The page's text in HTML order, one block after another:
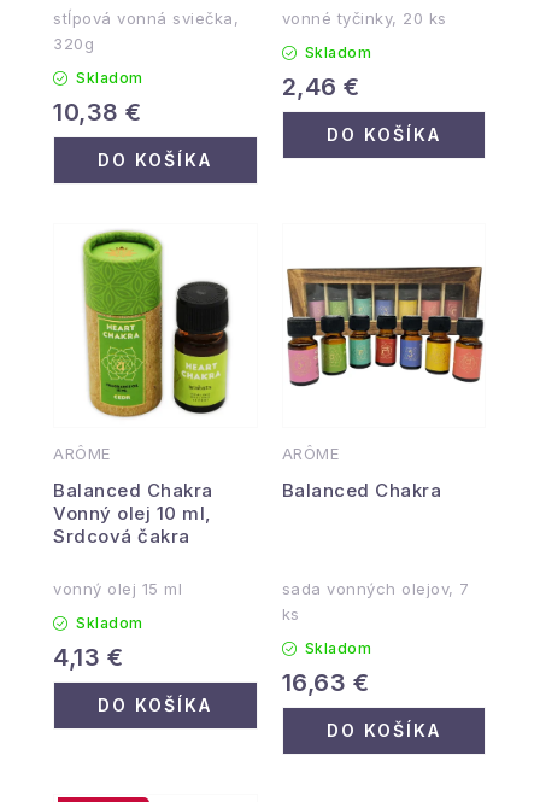
stĺpová vonná sviečka,
320g
Skladom
10,38 €
DO KOŠÍKA
vonné tyčinky, 20 ks
Skladom
2,46 €
DO KOŠÍKA
ARÔME
Balanced Chakra
Vonný olej 10 ml,
Srdcová čakra
vonný olej 15 ml
Skladom
4,13 €
DO KOŠÍKA
ARÔME
Balanced Chakra
sada vonných olejov, 7
ks
Skladom
16,63 €
DO KOŠÍKA